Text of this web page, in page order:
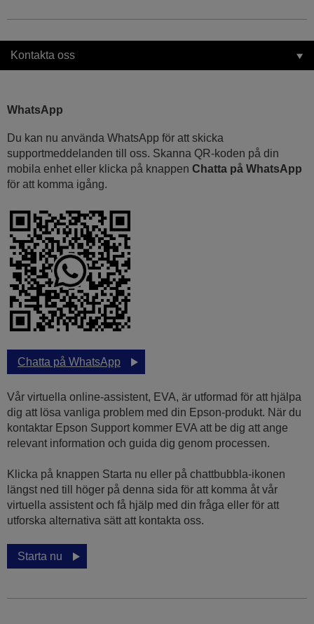
Kontakta oss
WhatsApp
Du kan nu använda WhatsApp för att skicka
supportmeddelanden till oss. Skanna QR-koden på din
mobila enhet eller klicka på knappen Chatta på WhatsApp
för att komma igång.
Chatta på WhatsApp
Vår virtuella online-assistent, EVA, är utformad för att hjälpa
dig att lösa vanliga problem med din Epson-produkt. När du
kontaktar Epson Support kommer EVA att be dig att ange
relevant information och guida dig genom processen.
Klicka på knappen Starta nu eller på chattbubbla-ikonen
längst ned till höger på denna sida för att komma åt vår
virtuella assistent och få hjälp med din fråga eller för att
utforska alternativa sätt att kontakta oss.
Starta nu